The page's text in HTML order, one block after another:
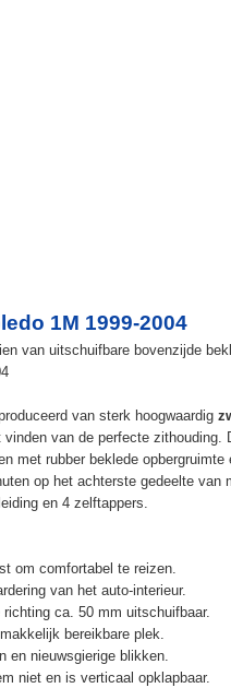
1M 1999-2004
van uitschuifbare bovenzijde
van sterk hoogwaardig
van de perfecte
met rubber beklede opbergruimte
op het achterste gedeelte van
en 4 zelftappers.
om comfortabel te reizen.
van het auto-interieur.
ca. 50 mm uitschuifbaar.
bereikbare plek.
en nieuwsgierige blikken.
niet en is verticaal opklapbaar.